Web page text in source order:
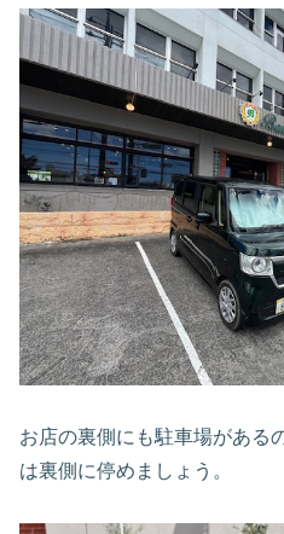
お店の裏側にも駐車場がある
は裏側に停めましょう。